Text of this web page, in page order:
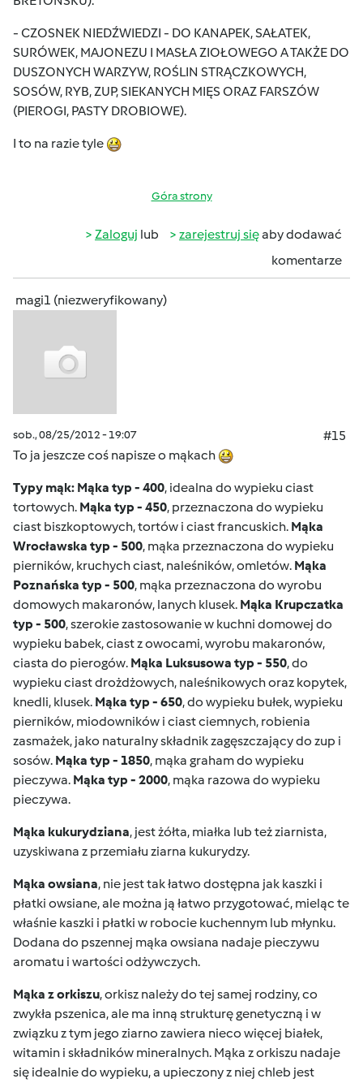
- CZOSNEK NIEDŹWIEDZI - DO KANAPEK, SAŁATEK,
SURÓWEK, MAJONEZU I MASŁA ZIOŁOWEGO A TAKŻE DO
DUSZONYCH WARZYW, ROŚLIN STRĄCZKOWYCH,
SOSÓW, RYB, ZUP, SIEKANYCH MIĘS ORAZ FARSZÓW
(PIEROGI, PASTY DROBIOWE).
I to na razie tyle
Góra strony
Zaloguj lub zarejestruj sięaby dodawać
komentarze
magi1 (niezweryfikowany)
sob., 08/25/2012 - 19:07
#15
To ja jeszcze coś napisze o mąkach
Typy mąk: Mąka typ - 400, idealna do wypieku ciast
tortowych. Mąka typ - 450, przeznaczona do wypieku
ciast biszkoptowych, tortów i ciast francuskich. Mąka
Wrocławska typ - 500, mąka przeznaczona do wypieku
pierników, kruchych ciast, naleśników, omletów. Mąka
Poznańska typ - 500, mąka przeznaczona do wyrobu
domowych makaronów, lanych klusek. Mąka Krupczatka
typ - 500, szerokie zastosowanie w kuchni domowej do
wypieku babek, ciast z owocami, wyrobu makaronów,
ciasta do pierogów. Mąka Luksusowa typ - 550, do
wypieku ciast drożdżowych, naleśnikowych oraz kopytek,
knedli, klusek. Mąka typ - 650, do wypieku bułek, wypieku
pierników, miodowników i ciast ciemnych, robienia
zasmażek, jako naturalny składnik zagęszczający do zup i
sosów. Mąka typ - 1850, mąka graham do wypieku
pieczywa. Mąka typ - 2000, mąka razowa do wypieku
pieczywa.
Mąka kukurydziana, jest żółta, miałka lub też ziarnista,
uzyskiwana z przemiału ziarna kukurydzy.
Mąka owsiana, nie jest tak łatwo dostępna jak kaszki i
płatki owsiane, ale można ją łatwo przygotować, mieląc te
właśnie kaszki i płatki w robocie kuchennym lub młynku.
Dodana do pszennej mąka owsiana nadaje pieczywu
aromatu i wartości odżywczych.
Mąka z orkiszu, orkisz należy do tej samej rodziny, co
zwykła pszenica, ale ma inną strukturę genetyczną i w
związku z tym jego ziarno zawiera nieco więcej białek,
witamin i składników mineralnych. Mąka z orkiszu nadaje
się idealnie do wypieku, a upieczony z niej chleb jest